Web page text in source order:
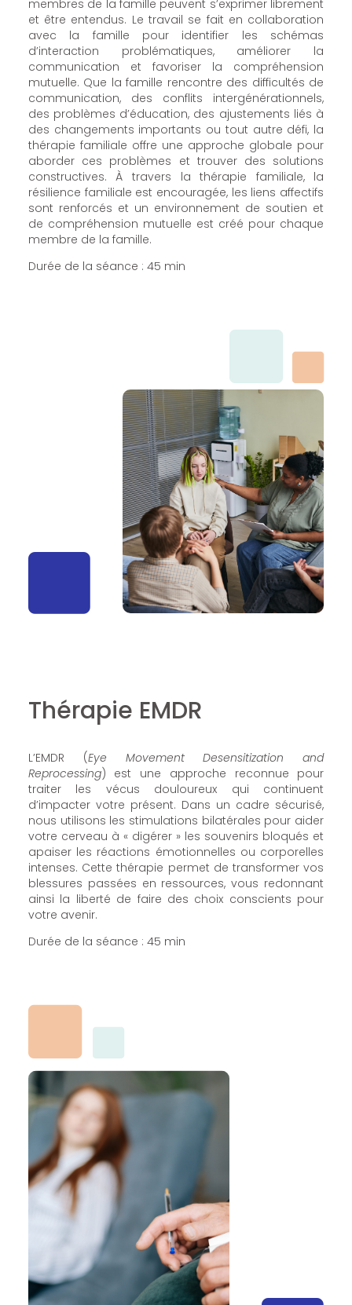
membres de la famille peuvent s’exprimer librement
et être entendus. Le travail se fait en collaboration
avec la famille pour identifier les schémas
d’interaction problématiques, améliorer la
communication et favoriser la compréhension
mutuelle. Que la famille rencontre des difficultés de
communication, des conflits intergénérationnels,
des problèmes d’éducation, des ajustements liés à
des changements importants ou tout autre défi, la
thérapie familiale offre une approche globale pour
aborder ces problèmes et trouver des solutions
constructives. À travers la thérapie familiale, la
résilience familiale est encouragée, les liens affectifs
sont renforcés et un environnement de soutien et
de compréhension mutuelle est créé pour chaque
membre de la famille.
Durée de la séance : 45 min
Thérapie EMDR
L’EMDR (Eye Movement Desensitization and
Reprocessing) est une approche reconnue pour
traiter les vécus douloureux qui continuent
d’impacter votre présent. Dans un cadre sécurisé,
nous utilisons les stimulations bilatérales pour aider
votre cerveau à « digérer » les souvenirs bloqués et
apaiser les réactions émotionnelles ou corporelles
intenses. Cette thérapie permet de transformer vos
blessures passées en ressources, vous redonnant
ainsi la liberté de faire des choix conscients pour
votre avenir.
Durée de la séance : 45 min